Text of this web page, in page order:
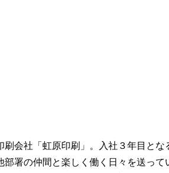
会社「虹原印刷」。入社３年目とな
署の仲間と楽しく働く日々を送って